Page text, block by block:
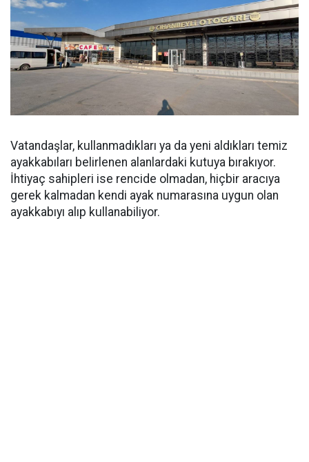
Vatandaşlar, kullanmadıkları ya da yeni aldıkları temiz
ayakkabıları belirlenen alanlardaki kutuya bırakıyor.
İhtiyaç sahipleri ise rencide olmadan, hiçbir aracıya
gerek kalmadan kendi ayak numarasına uygun olan
ayakkabıyı alıp kullanabiliyor.